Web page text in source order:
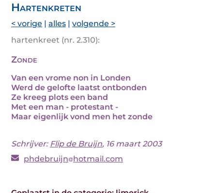
Hartenkreten
< vorige | alles | volgende >
hartenkreet (nr. 2.310):
Zonde
Van een vrome non in Londen
Werd de gelofte laatst ontbonden
Ze kreeg plots een band
Met een man - protestant -
Maar eigenlijk vond men het zonde
Schrijver: Flip de Bruijn, 16 maart 2003
phdebruijn hotmail.com